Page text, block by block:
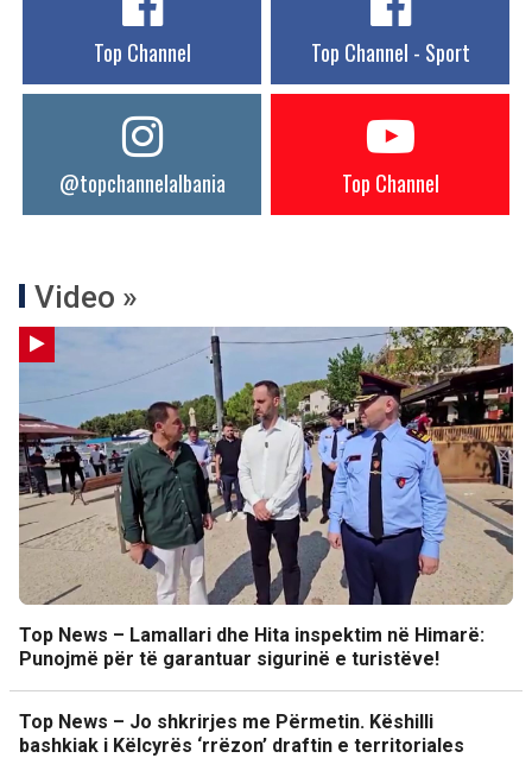
Top Channel Top Channel - Sport
@topchannelalbania Top Channel
Video »
Top News – Lamallari dhe Hita inspektim në Himarë:
Punojmë për të garantuar sigurinë e turistëve!
Top News – Jo shkrirjes me Përmetin. Këshilli
bashkiak i Këlcyrës ‘rrëzon’ draftin e territoriales